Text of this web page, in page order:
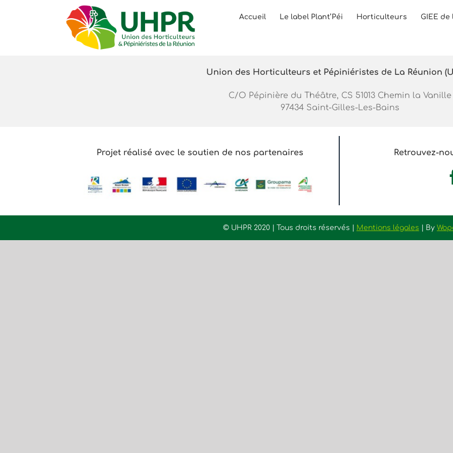
Accueil Le label Plant’Péi Horticulteurs GIEE de
Union des Horticulteurs et Pépiniéristes de La Réunion
C/O Pépinière du Théâtre, CS 51013 Chemin la Vanille
97434 Saint-Gilles-Les-Bains
Projet réalisé avec le soutien de nos partenaires Retrouvez-
© UHPR 2020 | Tous droits réservés | Mentions légales | By